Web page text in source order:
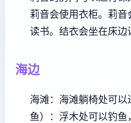
莉音会使用衣柜。 莉音
读书。 结衣会坐在床边
海边
海滩：海滩躺椅处可以
鱼）：浮木处可以钓鱼